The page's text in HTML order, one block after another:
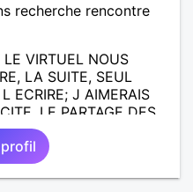
recherche rencontre
VIRTUEL NOUS
LA SUITE, SEUL
ECRIRE; J AIMERAIS
LE PARTAGE DES
: BALADES, VOYAGES
A L ECOUTE DE L
BELLE